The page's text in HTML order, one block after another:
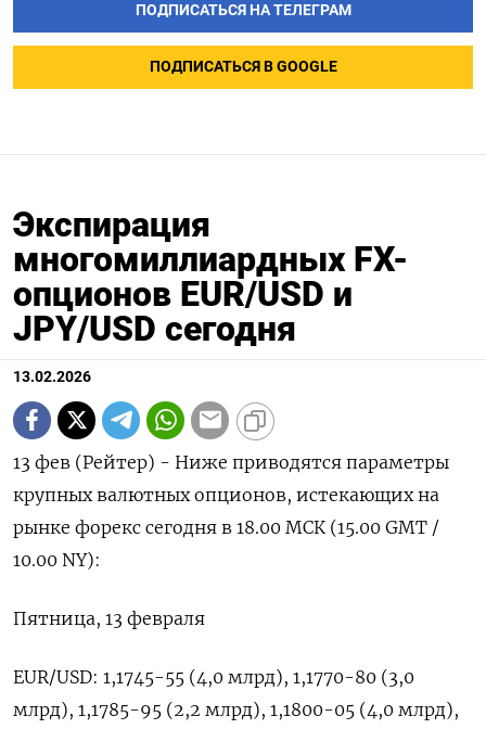
ПОДПИСАТЬСЯ НА ТЕЛЕГРАМ
ПОДПИСАТЬСЯ В GOOGLE
Экспирация
многомиллиардных FX-
опционов EUR/USD и
JPY/USD сегодня
13.02.2026
13 фев (Рейтер) - Ниже приводятся параметры
крупных валютных опционов, истекающих на
рынке форекс ‌сегодня в 18.00 МСК (15.00 GMT /
10.00 NY):
Пятница, 13 ​февраля
EUR/USD: ​1,​1745-55 (⁠4,0 млрд), ‌1,1770-80 (‌3,0
млрд), 1,1785-95 (2,2 ​млрд), 1,1800-‌05 (4,0 млрд),